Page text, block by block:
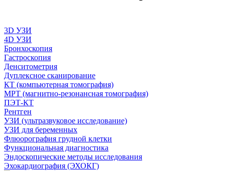
3D УЗИ
4D УЗИ
Бронхоскопия
Гастроскопия
Денситометрия
Дуплексное сканирование
КТ (компьютерная томография)
МРТ (магнитно-резонансная томография)
ПЭТ-КТ
Рентген
УЗИ (ультразвуковое исследование)
УЗИ для беременных
Флюорография грудной клетки
Функциональная диагностика
Эндоскопические методы исследования
Эхокардиография (ЭХОКГ)